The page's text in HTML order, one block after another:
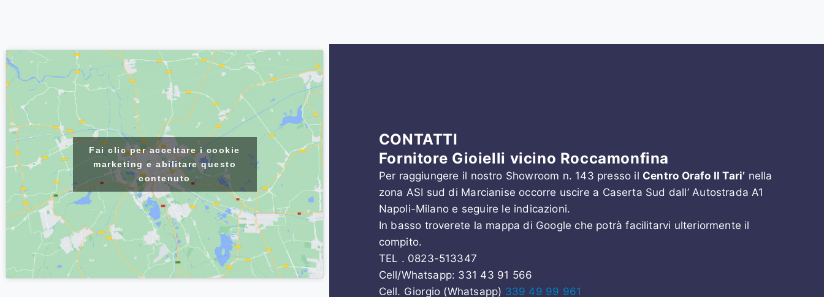
Fai clic per accettare i cookie
marketing e abilitare questo
contenuto
CONTATTI
Fornitore Gioielli vicino Roccamonfina
Per raggiungere il nostro Showroom n. 143 presso il Centro Orafo Il Tari’ nella
zona ASI sud di Marcianise occorre uscire a Caserta Sud dall’ Autostrada A1
Napoli-Milano e seguire le indicazioni.
In basso troverete la mappa di Google che potrà facilitarvi ulteriormente il
compito.
TEL . 0823-513347
Cell/Whatsapp: 331 43 91 566
Cell. Giorgio (Whatsapp) 339 49 99 961